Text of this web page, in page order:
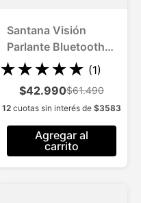
Santana Visión
Parlante Bluetooth
5.3 con luces RGB
★★★★★ (1)
$42.990$61.490
12 cuotas sin interés de $3583
Agregar al
carrito